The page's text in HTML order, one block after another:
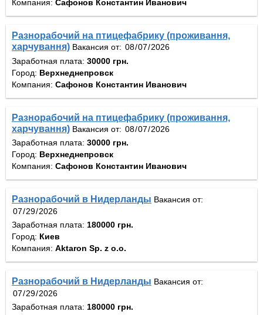
Компания: Сафонов Константин Иванович
Разнорабочий на птицефабрику (проживання,
харчування) Вакансия от:
Заработная плата: 30000 грн.
Город: Верхнеднепровск
Компания: Сафонов Константин Иванович
Разнорабочий на птицефабрику (проживання,
харчування) Вакансия от:
Заработная плата: 30000 грн.
Город: Верхнеднепровск
Компания: Сафонов Константин Иванович
Разнорабочий в Нидерланды Вакансия от:
Заработная плата: 180000 грн.
Город: Киев
Компания: Aktaron Sp. z o.o.
Разнорабочий в Нидерланды Вакансия от:
Заработная плата: 180000 грн.